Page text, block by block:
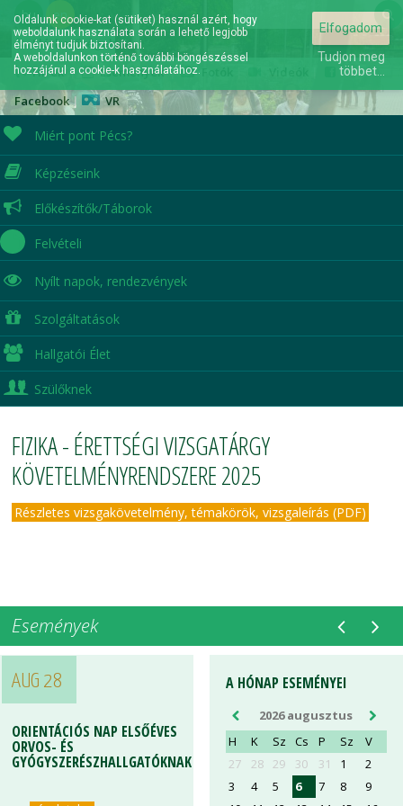
hu
en
Elérhetőségek
Hírek| Események| Fotók
Facebook| VR
Miért pont Pécs?
Képzéseink
Előkészítők/Táborok
Felvételi
Nyílt napok, rendezvények
Szolgáltatások
Hallgatói Élet
Szülőknek
FIZIKA - ÉRETTSÉGI VIZSGATÁRGY
KÖVETELMÉNYRENDSZERE 2025
Részletes vizsgakövetelmény, témakörök, vizsgaleírás (PDF)
Események
A HÓNAP ESEMÉNYEI
2026 augusztus
H
K Sz Cs P Sz
V
27
28 29 30 31 1
2
3
4 5 6 7 8
9
AUG 28
ORIENTÁCIÓS NAP ELSŐÉVES
ORVOS- ÉS
GYÓGYSZERÉSZHALLGATÓKNAK
AUG 28
ORIENTÁCIÓS NAP ELSŐÉVES
ORVOS- ÉS
GYÓGYSZERÉSZHALLGATÓKNAK
Oldalunk cookie-kat (sütiket) használ azért, hogy
weboldalunk használata során a lehető legjobb
élményt tudjuk biztosítani.
A weboldalunkon történő további böngészéssel
hozzájárul a cookie-k használatához.
Elfogadom
Tudjon meg
többet...